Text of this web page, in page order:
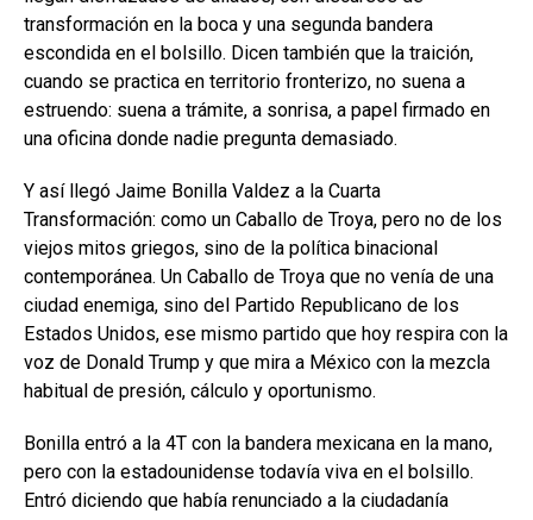
transformación en la boca y una segunda bandera
escondida en el bolsillo. Dicen también que la traición,
cuando se practica en territorio fronterizo, no suena a
estruendo: suena a trámite, a sonrisa, a papel firmado en
una oficina donde nadie pregunta demasiado.
Y así llegó Jaime Bonilla Valdez a la Cuarta
Transformación: como un Caballo de Troya, pero no de los
viejos mitos griegos, sino de la política binacional
contemporánea. Un Caballo de Troya que no venía de una
ciudad enemiga, sino del Partido Republicano de los
Estados Unidos, ese mismo partido que hoy respira con la
voz de Donald Trump y que mira a México con la mezcla
habitual de presión, cálculo y oportunismo.
Bonilla entró a la 4T con la bandera mexicana en la mano,
pero con la estadounidense todavía viva en el bolsillo.
Entró diciendo que había renunciado a la ciudadanía